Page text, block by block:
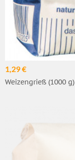
1,29 €
Weizengrieß (1000 g)